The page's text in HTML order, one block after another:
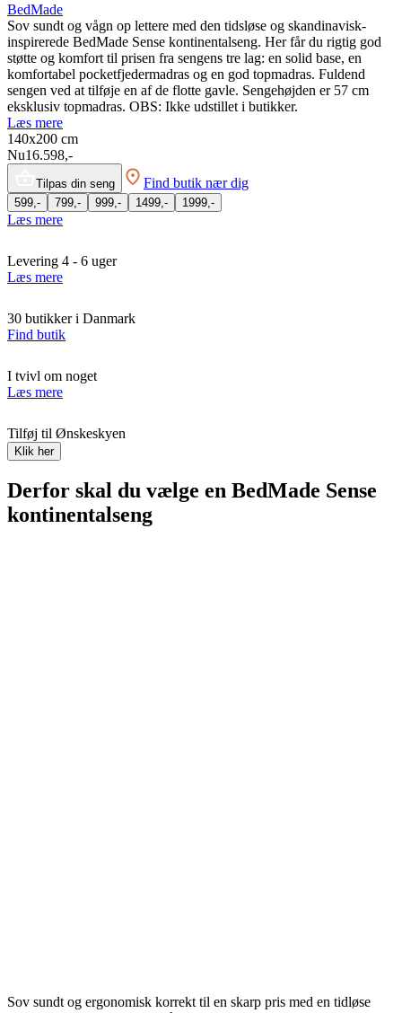
BedMade
Sov sundt og vågn op lettere med den tidsløse og skandinavisk-
inspirerede BedMade Sense kontinentalseng. Her får du rigtig god
støtte og komfort til prisen fra sengens tre lag: en solid base, en
komfortabel pocketfjedermadras og en god topmadras. Fuldend
sengen ved at tilføje en af de flotte gavle. Sengehøjden er 57 cm
eksklusiv topmadras. OBS: Ikke udstillet i butikker.
Læs mere
140x200 cm
Nu16.598,-
Tilpas din seng Find butik nær dig
599,- 799,- 999,- 1499,- 1999,-
Læs mere
Levering 4 - 6 uger
Læs mere
30 butikker i Danmark
Find butik
I tvivl om noget
Læs mere
Tilføj til Ønskeskyen
Klik her
Derfor skal du vælge en BedMade Sense
kontinentalseng
Sov sundt og ergonomisk korrekt til en skarp pris med en tidløse